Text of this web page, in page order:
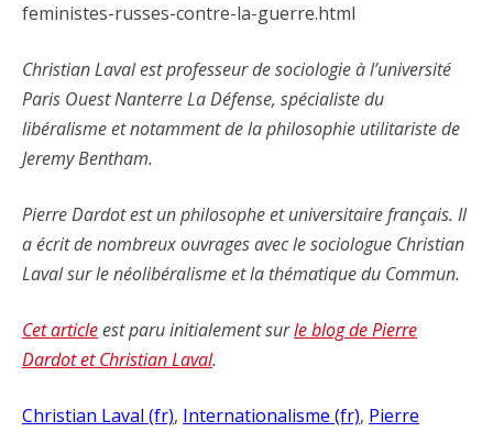
feministes-russes-contre-la-guerre.html
Christian Laval est professeur de sociologie à l’université
Paris Ouest Nanterre La Défense, spécialiste du
libéralisme et notamment de la philosophie utilitariste de
Jeremy Bentham.
Pierre Dardot est un philosophe et universitaire français. Il
a écrit de nombreux ouvrages avec le sociologue Christian
Laval sur le néolibéralisme et la thématique du Commun.
Cet articleest paru initialement surle blog de Pierre
Dardot et Christian Laval.
Christian Laval (fr), Internationalisme (fr), Pierre